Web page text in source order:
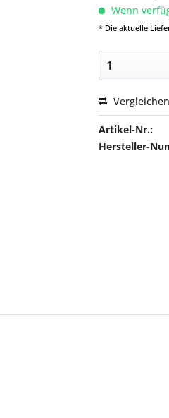
Wenn
* Die aktuelle
Vergleichen
Artikel-Nr.:
Hersteller-